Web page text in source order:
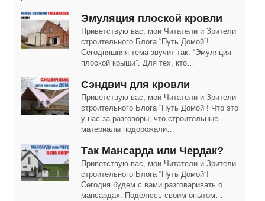
Эмуляция плоской кровли
Приветствую вас, мои Читатели и Зрители
строительного Блога “Путь Домой”!
Сегодняшняя тема звучит так: “Эмуляция
плоской крыши”. Для тех, кто…
Сэндвич для кровли
Приветствую вас, мои Читатели и Зрители
строительного Блога “Путь Домой”! Что это
у нас за разговоры, что строительные
материалы подорожали…
Так Мансарда или Чердак?
Приветствую вас, мои Читатели и Зрители
строительного Блога “Путь Домой”!
Сегодня будем с вами разговаривать о
мансардах. Поделюсь своим опытом…